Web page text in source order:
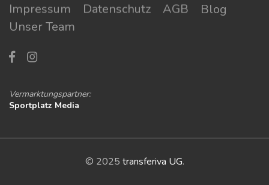
Impressum Datenschutz AGB
Blog
Unser Team
Vermarktungspartner:
Sportplatz Media
© 2025 transferiva UG.